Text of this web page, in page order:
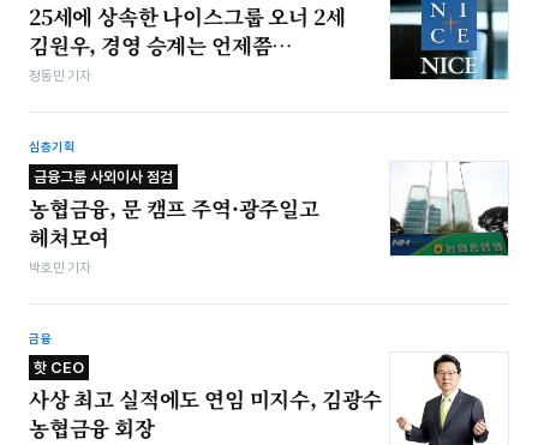
25세에 상속한 나이스그룹 오너 2세
김원우, 경영 승계는 언제쯤…
정동민 기자
심층기획
금융그룹 사외이사 점검
농협금융, 문 캠프 주역·광주일고
헤쳐모여
박호민 기자
금융
핫 CEO
사상 최고 실적에도 연임 미지수, 김광수
농협금융 회장